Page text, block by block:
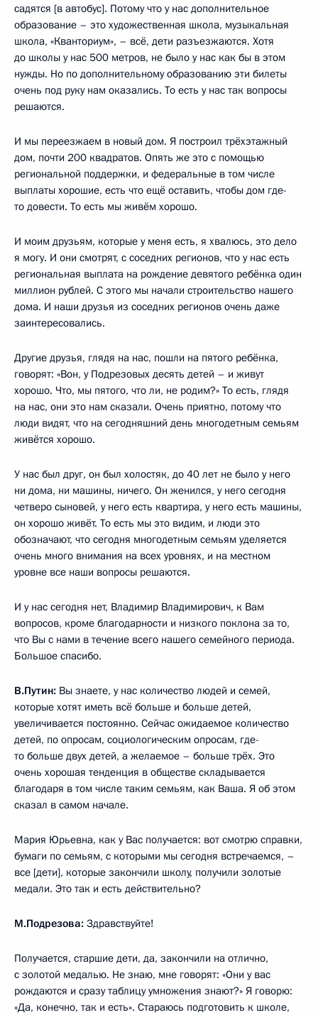
садятся [в автобус]. Потому что у нас дополнительное
образование – это художественная школа, музыкальная
школа, «Кванториум», – всё, дети разъезжаются. Хотя
до школы у нас 500 метров, не было у нас как бы в этом
нужды. Но по дополнительному образованию эти билеты
очень под руку нам оказались. То есть у нас так вопросы
решаются.
И мы переезжаем в новый дом. Я построил трёхэтажный
дом, почти 200 квадратов. Опять же это с помощью
региональной поддержки, и федеральные в том числе
выплаты хорошие, есть что ещё оставить, чтобы дом где-
то довести. То есть мы живём хорошо.
И моим друзьям, которые у меня есть, я хвалюсь, это дело
я могу. И они смотрят, с соседних регионов, что у нас есть
региональная выплата на рождение девятого ребёнка один
миллион рублей. С этого мы начали строительство нашего
дома. И наши друзья из соседних регионов очень даже
заинтересовались.
Другие друзья, глядя на нас, пошли на пятого ребёнка,
говорят: «Вон, у Подрезовых десять детей – и живут
хорошо. Что, мы пятого, что ли, не родим?» То есть, глядя
на нас, они это нам сказали. Очень приятно, потому что
люди видят, что на сегодняшний день многодетным семьям
живётся хорошо.
У нас был друг, он был холостяк, до 40 лет не было у него
ни дома, ни машины, ничего. Он женился, у него сегодня
четверо сыновей, у него есть квартира, у него есть машины,
он хорошо живёт. То есть мы это видим, и люди это
обозначают, что сегодня многодетным семьям уделяется
очень много внимания на всех уровнях, и на местном
уровне все наши вопросы решаются.
И у нас сегодня нет, Владимир Владимирович, к Вам
вопросов, кроме благодарности и низкого поклона за то,
что Вы с нами в течение всего нашего семейного периода.
Большое спасибо.
В.Путин: Вы знаете, у нас количество людей и семей,
которые хотят иметь всё больше и больше детей,
увеличивается постоянно. Сейчас ожидаемое количество
детей, по опросам, социологическим опросам, где-
то больше двух детей, а желаемое – больше трёх. Это
очень хорошая тенденция в обществе складывается
благодаря в том числе таким семьям, как Ваша. Я об этом
сказал в самом начале.
Мария Юрьевна, как у Вас получается: вот смотрю справки,
бумаги по семьям, с которыми мы сегодня встречаемся, –
все [дети], которые закончили школу, получили золотые
медали. Это так и есть действительно?
М.Подрезова: Здравствуйте!
Получается, старшие дети, да, закончили на отлично,
с золотой медалью. Не знаю, мне говорят: «Они у вас
рождаются и сразу таблицу умножения знают?» Я говорю:
«Да, конечно, так и есть». Стараюсь подготовить к школе,